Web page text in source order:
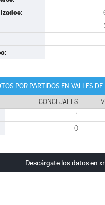
POR PARTIDOS EN VALLES DE
CONCEJALES
1
0
Descárgate los datos en